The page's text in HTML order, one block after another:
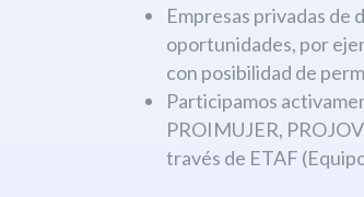
Empresas privadas
oportunidades, por
con posibilidad de
Participamos
PROIMUJER,
través de ETAF